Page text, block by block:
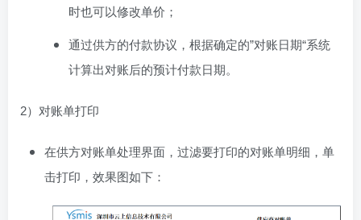
时也可以修改单价；
通过供方的付款协议，根据确定的”对账日期“系统
计算出对账后的预计付款日期。
2）对账单打印
在供方对账单处理界面，过滤要打印的对账单明细，单
击打印，效果图如下：